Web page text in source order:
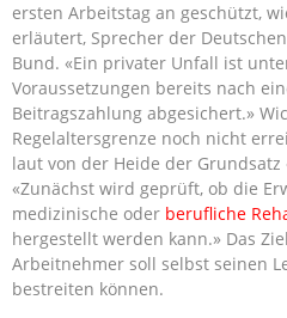
ersten Arbeitstag an geschützt,
erläutert, Sprecher der
Bund. «Ein privater Unfall ist
Voraussetzungen bereits nach
Beitragszahlung abgesichert.»
Regelaltersgrenze noch nicht
laut von der Heide der Grundsatz
«Zunächst wird geprüft, ob die
medizinische oder berufliche
hergestellt werden kann.» Das
Arbeitnehmer soll selbst seinen
bestreiten können.